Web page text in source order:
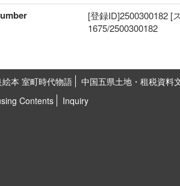
[登録ID]2500300182 [
1675/2500300182
絵本 室町時代物語
中国五県土地・租税資料
Contents
Inquiry